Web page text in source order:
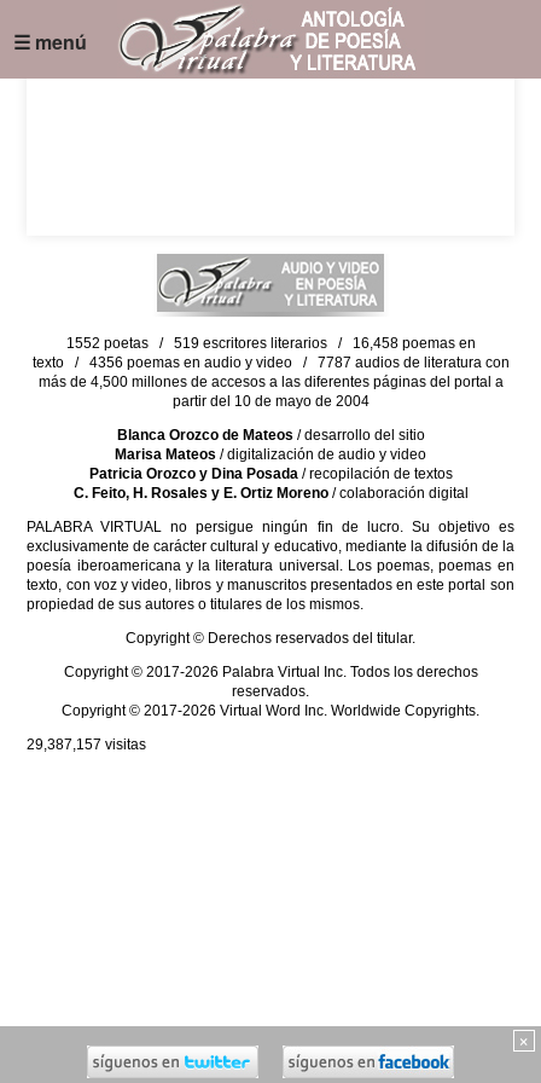
☰ menú
×
1552 poetas / 519 escritores literarios / 16,458 poemas en
texto / 4356 poemas en audio y video / 7787 audios de literatura con
más de 4,500 millones de accesos a las diferentes páginas del portal a
partir del 10 de mayo de 2004
Blanca Orozco de Mateos / desarrollo del sitio
Marisa Mateos / digitalización de audio y video
Patricia Orozco y Dina Posada/ recopilación de textos
C. Feito, H. Rosales y E. Ortiz Moreno/ colaboración digital
PALABRA VIRTUAL no persigue ningún fin de lucro. Su objetivo es
exclusivamente de carácter cultural y educativo, mediante la difusión de la
poesía iberoamericana y la literatura universal. Los poemas, poemas en
texto, con voz y video, libros y manuscritos presentados en este portal son
propiedad de sus autores o titulares de los mismos.
Copyright © Derechos reservados del titular.
Copyright © 2017-2026 Palabra Virtual Inc. Todos los derechos
reservados.
Copyright © 2017-2026 Virtual Word Inc. Worldwide Copyrights.
29,387,157 visitas